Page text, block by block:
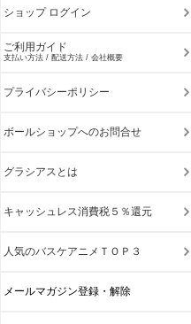
ショップ ログイン
ご利用ガイド
支払い方法 / 配送方法 / 会社概要
プライバシーポリシー
ボールショップへのお問合せ
グラシアスとは
キャッシュレス消費税５％還元
人気のバスケアニメＴＯＰ３
メールマガジン登録・解除